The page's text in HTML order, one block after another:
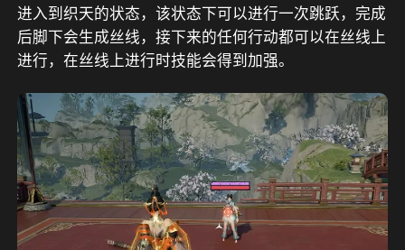
进入到织天的状态，该状态下可以进行一次跳跃，完成
后脚下会生成丝线，接下来的任何行动都可以在丝线上
进行，在丝线上进行时技能会得到加强。